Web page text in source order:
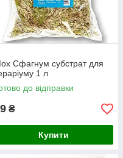
Сфагнум субстрат для
1 л
до відправки
₴
Купити